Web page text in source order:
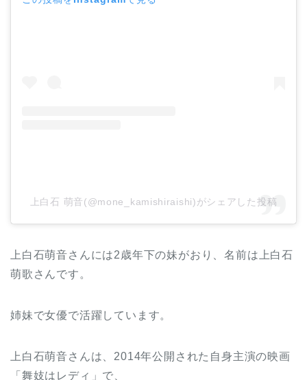
上白石 萌音(@mone_kamishiraishi)がシェアした投稿
上白石萌音さんには2歳年下の妹がおり、名前は上白石
萌歌さんです。
姉妹で女優で活躍しています。
上白石萌音さんは、2014年公開された自身主演の映画
「舞妓はレディ」で、